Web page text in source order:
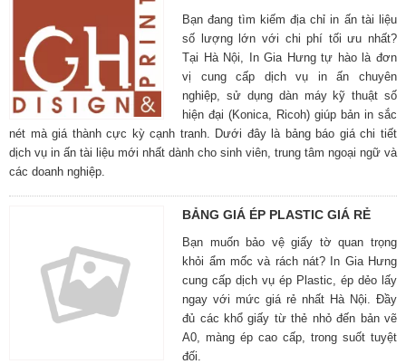
Bạn đang tìm kiếm địa chỉ in ấn tài liệu
số lượng lớn với chi phí tối ưu nhất?
Tại Hà Nội, In Gia Hưng tự hào là đơn
vị cung cấp dịch vụ in ấn chuyên
nghiệp, sử dụng dàn máy kỹ thuật số
hiện đại (Konica, Ricoh) giúp bản in sắc
nét mà giá thành cực kỳ cạnh tranh. Dưới đây là bảng báo giá chi tiết
dịch vụ in ấn tài liệu mới nhất dành cho sinh viên, trung tâm ngoại ngữ và
các doanh nghiệp.
BẢNG GIÁ ÉP PLASTIC GIÁ RẺ
Bạn muốn bảo vệ giấy tờ quan trọng
khỏi ẩm mốc và rách nát? In Gia Hưng
cung cấp dịch vụ ép Plastic, ép dẻo lấy
ngay với mức giá rẻ nhất Hà Nội. Đầy
đủ các khổ giấy từ thẻ nhỏ đến bản vẽ
A0, màng ép cao cấp, trong suốt tuyệt
đối.